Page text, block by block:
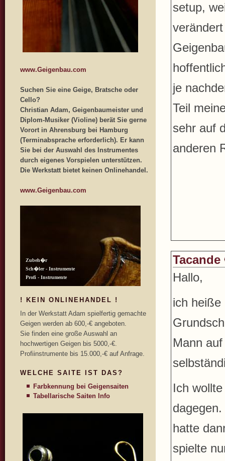
setup,
je
Teil
sehr auf
anderen
Tacande
Hallo,
ich heiße
Mann
Ich
hatte
spielte
www.Geigenbau.com
Suchen Sie eine Geige, Bratsche oder
Cello?
Christian Adam, Geigenbaumeister und
Diplom-Musiker (Violine) berät Sie gerne
Vorort in Ahrensburg bei Hamburg
(Terminabsprache erforderlich). Er kann
Sie bei der Auswahl des Instrumentes
durch eigenes Vorspielen unterstützen.
Die Werkstatt bietet keinen Onlinehandel.
www.Geigenbau.com
! KEIN ONLINEHANDEL !
In der Werkstatt Adam spielfertig gemachte
Geigen werden ab 600,-€ angeboten.
Sie finden eine große Auswahl an
hochwertigen Geigen bis 5000,-€.
Profiinstrumente bis 15.000,-€ auf Anfrage.
WELCHE SAITE IST DAS?
Farbkennung bei Geigensaiten
Tabellarische Saiten Info